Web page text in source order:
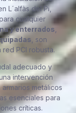
L´alfàs del Pi,
cualquier
y enterrados
, son
PCI robusta.
adecuado y
intervención
metálicos
esenciales para
críticas.